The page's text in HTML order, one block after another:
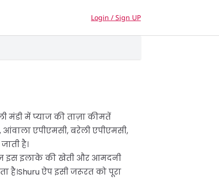
Login / Sign UP
मंडी में प्याज की ताज़ा कीमतें
एपीएमसी, बरेली एपीएमसी,
है।
इस इलाके की खेती और आमदनी
है।Shuru ऐप इसी जरूरत को पूरा